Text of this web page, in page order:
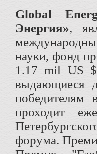
Global
Энергия»,
науки, фонд
1.17 mil US
выдающиеся
победителям
проходит
форума.